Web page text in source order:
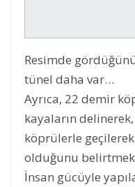
Resimde
tünel daha var…
Ayrıca, 22 demir
kayaların
köprülerle
olduğunu
İnsan gücüyle